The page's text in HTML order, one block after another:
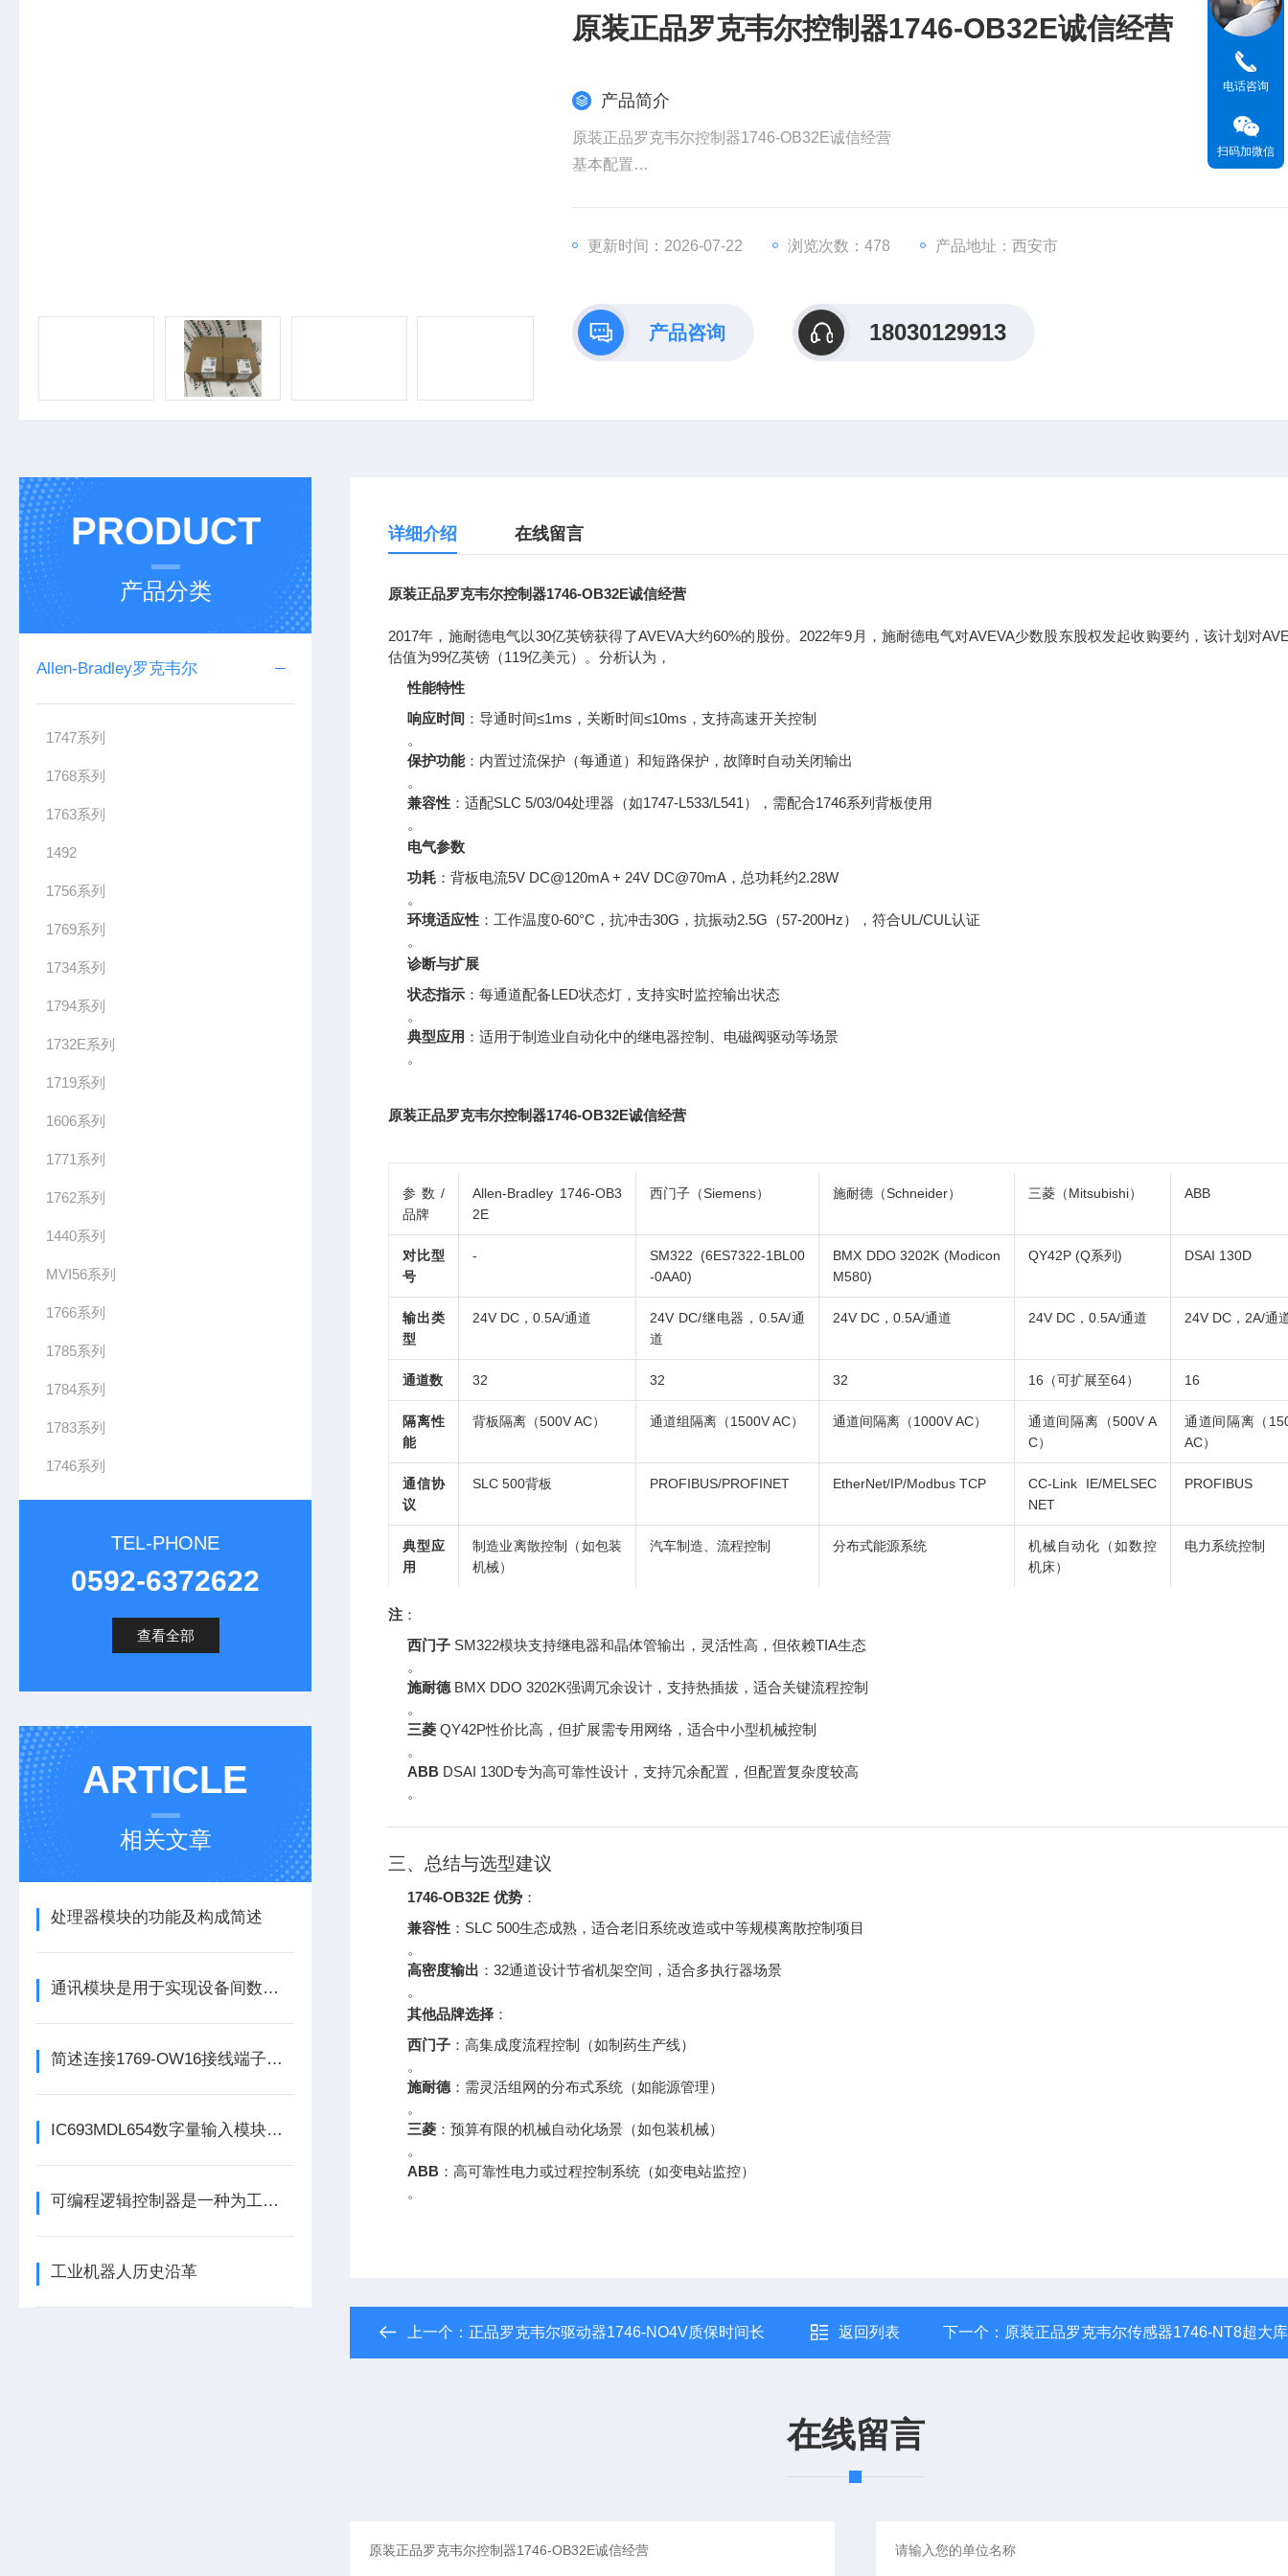
原装正品罗克韦尔控制器1746-OB32E诚信经营
产品简介
原装正品罗克韦尔控制器1746-OB32E诚信经营
基本配置​
​输出类型​：24V DC，每通道额定电流0.5A，总输出电流16A（需注意散热设计）
。
更新时间：2026-07-22 浏览次数：478 产品地址：西安市
产品咨询 18030129913
PRODUCT
产品分类
Allen-Bradley罗克韦尔
1747系列
1768系列
1763系列
1492
1756系列
1769系列
1734系列
1794系列
1732E系列
1719系列
1606系列
1771系列
1762系列
1440系列
MVI56系列
1766系列
1785系列
1784系列
1783系列
1746系列
TEL-PHONE
0592-6372622
查看全部
ARTICLE
相关文章
处理器模块的功能及构成简述
通讯模块是用于实现设备间数据传输与通信的集成化硬件组件
简述连接1769-OW16接线端子所需要注意的事项
IC693MDL654数字量输入模块的定期维护保养方法分享
可编程逻辑控制器是一种为工业环境设计的数字运算操作电子系统
工业机器人历史沿革
详细介绍 在线留言
原装正品罗克韦尔控制器1746-OB32E诚信经营
2017年，施耐德电气以30亿英镑获得了AVEVA大约60%的股份。2022年9月，施耐德电气对AVEVA少数股东股权发起收购要约，该计划对
估值为99亿英镑（119亿美元）。分析认为，
性能特性
响应时间 ：导通时间≤1ms，关断时间≤10ms，支持高速开关控制
。
保护功能：内置过流保护（每通道）和短路保护，故障时自动关闭输出
。
兼容性 ：适配SLC 5/03/04处理器（如1747-L533/L541），需配合1746系列背板使用
。
电气参数
功耗 ：背板电流5V DC@120mA + 24V DC@70mA，总功耗约2.28W
。
环境适应性 ：工作温度0-60°C，抗冲击30G，抗振动2.5G（57-200Hz），符合UL/CUL认证
。
诊断与扩展
状态指示 ：每通道配备LED状态灯，支持实时监控输出状态
。
典型应用 ：适用于制造业自动化中的继电器控制、电磁阀驱动等场景
。
原装正品罗克韦尔控制器1746-OB32E诚信经营
参数/
品牌
Allen-Bradley 1746-OB3
2E
西门子（Siemens） 施耐德（Schneider） 三菱（Mitsubishi） ABB
对比型
号
-
SM322 (6ES7322-1BL00
-0AA0)
BMX DDO 3202K (Modicon
M580)
QY42P (Q系列) DSAI 130D
输出类
型
24V DC，0.5A/通道
24V DC/继电器，0.5A/通
道
24V DC，0.5A/通道 24V DC，0.5A/通道 24V DC，2A/通
通道数 32 32 32 16（可扩展至64） 16
隔离性
能
背板隔离（500V AC） 通道组隔离（1500V AC） 通道间隔离（1000V AC）
通道间隔离（500V A
C）
通道间隔离（
AC）
通信协
议
SLC 500背板 PROFIBUS/PROFINET EtherNet/IP/Modbus TCP
CC-Link IE/MELSEC
NET
PROFIBUS
典型应
用
制造业离散控制（如包装
机械）
汽车制造、流程控制 分布式能源系统
机械自动化（如数控
机床）
电力系统控制
注 ：
西门子 SM322模块支持继电器和晶体管输出，灵活性高，但依赖TIA生态
。
施耐德 BMX DDO 3202K强调冗余设计，支持热插拔，适合关键流程控制
。
三菱 QY42P性价比高，但扩展需专用网络，适合中小型机械控制
。
ABB DSAI 130D专为高可靠性设计，支持冗余配置，但配置复杂度较高
。
三、总结与选型建议
1746-OB32E 优势 ：
兼容性 ：SLC 500生态成熟，适合老旧系统改造或中等规模离散控制项目
。
高密度输出 ：32通道设计节省机架空间，适合多执行器场景
。
其他品牌选择 ：
西门子 ：高集成度流程控制（如制药生产线）
。
施耐德 ：需灵活组网的分布式系统（如能源管理）
。
三菱 ：预算有限的机械自动化场景（如包装机械）
。
ABB ：高可靠性电力或过程控制系统（如变电站监控）
。
上一个： 正品罗克韦尔驱动器1746-NO4V质保时间长 返回列表 下一个： 原装正品罗克韦尔传感器1746-NT8超大
在线留言
电话咨询
扫码加微信